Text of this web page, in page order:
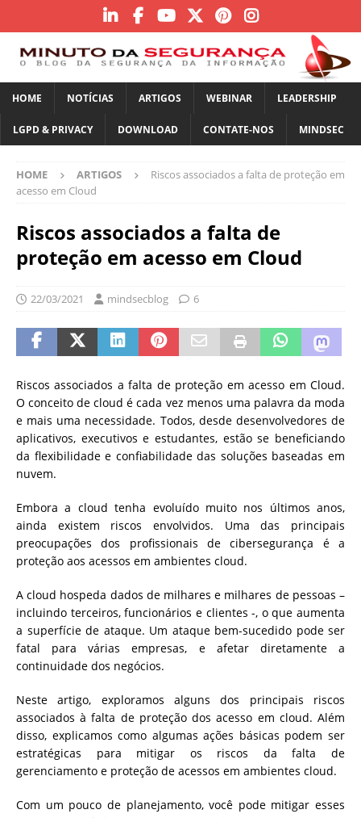
HOME NOTÍCIAS ARTIGOS WEBINAR LEADERSHIP
LGPD & PRIVACY DOWNLOAD CONTATE-NOS MINDSEC
HOME ARTIGOS
Riscos associados a falta de proteção em
acesso em Cloud
Riscos associados a falta de
proteção em acesso em Cloud
22/03/2021 mindsecblog 6
Riscos associados a falta de proteção em acesso em Cloud.
O conceito de cloud é cada vez menos uma palavra da moda
e mais uma necessidade. Todos, desde desenvolvedores de
aplicativos, executivos e estudantes, estão se beneficiando
da flexibilidade e confiabilidade das soluções baseadas em
nuvem.
Embora a cloud tenha evoluído muito nos últimos anos,
ainda existem riscos envolvidos. Uma das principais
preocupações dos profissionais de cibersegurança é a
proteção aos acessos em ambientes cloud.
A cloud hospeda dados de milhares e milhares de pessoas –
incluindo terceiros, funcionários e clientes -, o que aumenta
a superfície de ataque. Um ataque bem-sucedido pode ser
fatal para várias empresas, e afetar diretamente a
continuidade dos negócios.
Neste artigo, exploramos alguns dos principais riscos
associados à falta de proteção dos acesso em cloud. Além
disso, explicamos como algumas ações básicas podem ser
estratégicas para mitigar os riscos da falta de
gerenciamento e proteção de acessos em ambientes cloud.
Com um pouco de planejamento, você pode mitigar esses